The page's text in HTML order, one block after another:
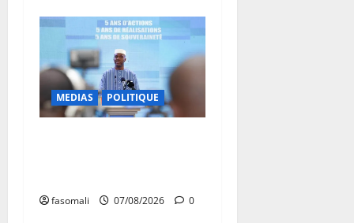
MEDIAS POLITIQUE
fasomali 07/08/2026 0